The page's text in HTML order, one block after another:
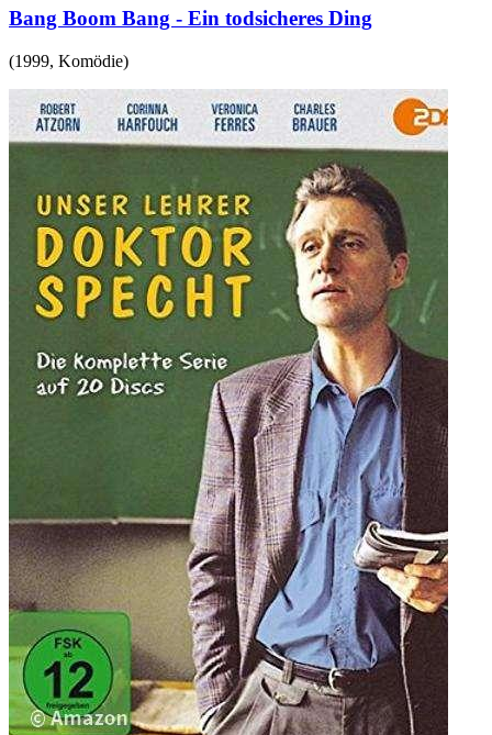
Bang Boom Bang - Ein todsicheres Ding
(1999, Komödie)